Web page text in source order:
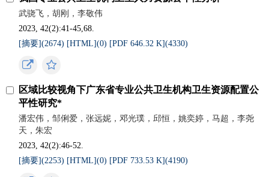
武骁飞，胡刚，李敬伟
2023, 42(2):41-45,68.
[摘要](2674) [HTML](0) [PDF 646.32 K](4330)
区域比较视角下广东省专业公共卫生机构卫生资源配置公
平性研究*
潘宏伟，邹俐爱，张远妮，邓光璞，邱恒，姚奕婷，马超，李尧
天，朱宏
2023, 42(2):46-52.
[摘要](2253) [HTML](0) [PDF 733.53 K](4190)